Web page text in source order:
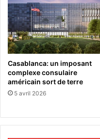
Casablanca: un imposant
complexe consulaire
américain sort de terre
5 avril 2026